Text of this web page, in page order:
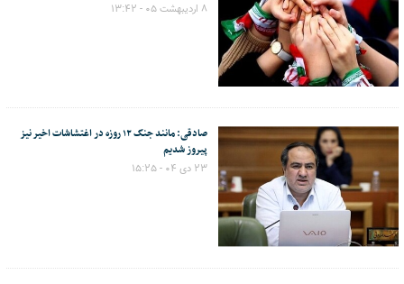
۸ اردیبهشت ۰۵ - ۱۳:۴۲
صادقی: مانند جنگ ۱۲ روزه در اغتشاشات اخیر نیز
پیروز شدیم
۲۳ دی ۰۴ - ۱۵:۲۵